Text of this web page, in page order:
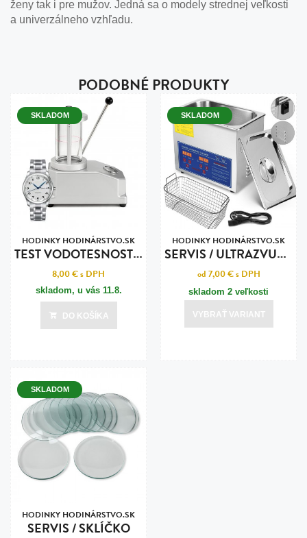
ženy tak i pre mužov. Jedná sa o modely strednej veľkosti
a univerzálneho vzhľadu.
PODOBNÉ PRODUKTY
SKLADOM
HODINKY HODINÁRSTVO.SK
T
EST VODOTESNOSTI POKROČILY
8,00 €s DPH
skladom, u vás 11.8.
DO KOŠÍKA
SKLADOM
HODINKY HODINÁRSTVO.SK
S
ERVIS / ULTRAZVUKOVÉ ČISTENIE
od 7,00 €s DPH
skladom 2 veľkosti
VYBRAŤ VARIANT
SKLADOM
HODINKY HODINÁRSTVO.SK
SERVIS / SKLÍČKO